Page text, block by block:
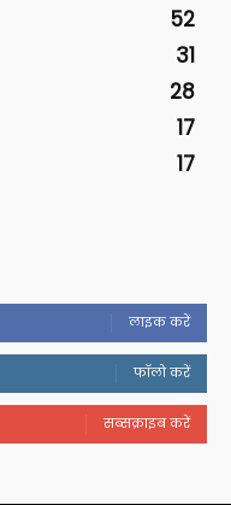
52
31
28
17
17
लाइक करें
फॉलो करें
सब्सक्राइब करें